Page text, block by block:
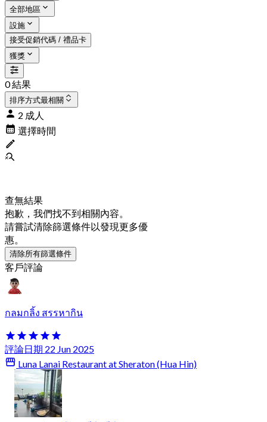
全部地區
設施
接受促銷代碼 / 禮品卡
獲獎
0 結果
排序方式最相關
2 成人
選擇時間
查無結果
抱歉，我們找不到相關內容。
請嘗試清除篩選條件以發現更多優
惠。
清除所有篩選條件
客戶評論
กลมกลิ้ง สรรหากิน
評論日期 22 Jun 2025
Luna Lanai Restaurant at Sheraton (Hua Hin)